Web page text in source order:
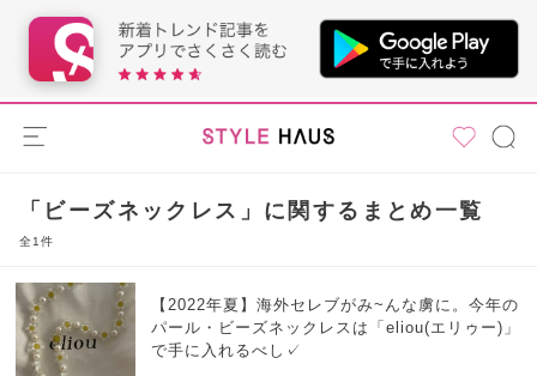
「ビーズネックレス」に関するまとめ一覧
全1件
【2022年夏】海外セレブがみ~んな虜に。今年の
パール・ビーズネックレスは「eliou(エリゥー)」
で手に入れるべし✓